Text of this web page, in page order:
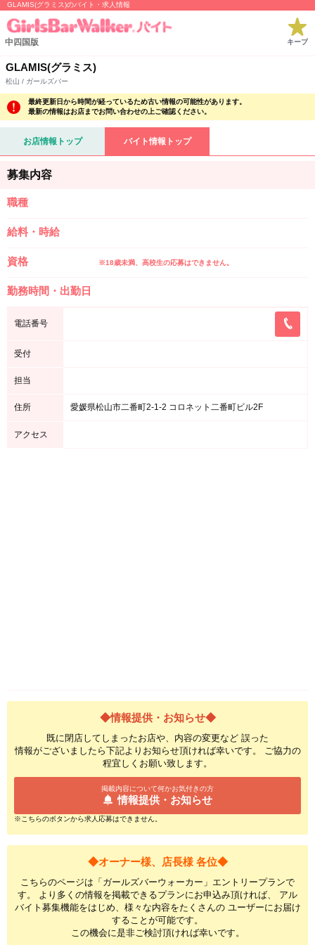
GLAMIS(グラミス)のバイト・求人情報
中四国版 キープ
GLAMIS(グラミス)
松山 / ガールズバー
最終更新日から時間が経っているため古い情報の可能性があります。
最新の情報はお店までお問い合わせの上ご確認ください。
お店情報トップ バイト情報トップ
募集内容
職種
給料・時給
資格 ※18歳未満、高校生の応募はできません。
勤務時間・出勤日
電話番号
受付
担当
住所 愛媛県松山市二番町2-1-2 コロネット二番町ビル2F
アクセス
◆情報提供・お知らせ◆
既に閉店してしまったお店や、内容の変更など 誤った
情報がございましたら下記よりお知らせ頂ければ幸いです。 ご協力の
程宜しくお願い致します。
掲載内容について何かお気付きの方
情報提供・お知らせ
※こちらのボタンから求人応募はできません。
◆オーナー様、店長様 各位◆
こちらのページは「ガールズバーウォーカー」エントリープランで
す。 より多くの情報を掲載できるプランにお申込み頂ければ、 アル
バイト募集機能をはじめ、様々な内容をたくさんの ユーザーにお届け
することが可能です。
この機会に是非ご検討頂ければ幸いです。